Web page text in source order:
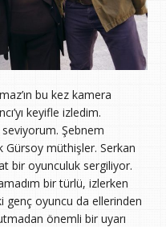
bu kez kamera
keyifle izledim.
Şebnem
müthişler. Serkan
bir oyunculuk sergiliyor.
bir türlü, izlerken
genç oyuncu da ellerinden
önemli bir uyarı